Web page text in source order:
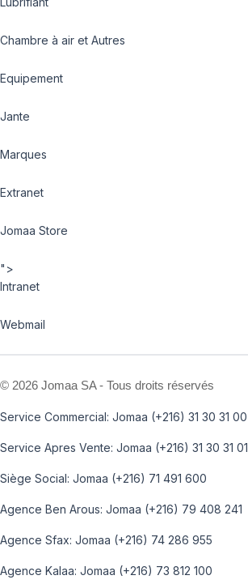
Chambre à air et Autres
Equipement
Jante
Marques
Extranet
Jomaa Store
">
Intranet
Webmail
© 2026 Jomaa SA - Tous droits réservés
Service Commercial: Jomaa (+216) 31 30 31 00
Service Apres Vente: Jomaa (+216) 31 30 31 01
Siège Social: Jomaa (+216) 71 491 600
Agence Ben Arous: Jomaa (+216) 79 408 241
Agence Sfax: Jomaa (+216) 74 286 955
Agence Kalaa: Jomaa (+216) 73 812 100